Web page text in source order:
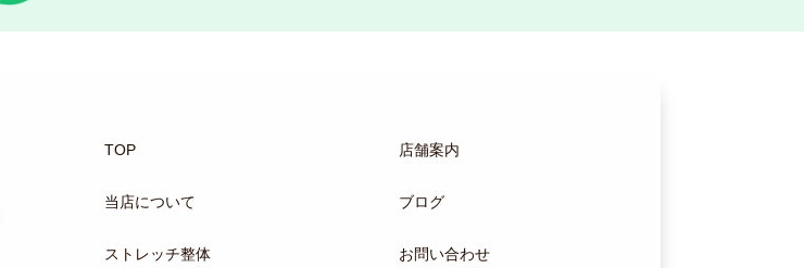
TOP
当店について
ストレッチ整体
店舗案内
ブログ
お問い合わせ